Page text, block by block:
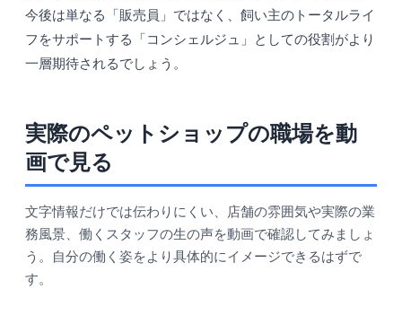
今後は単なる「販売員」ではなく、飼い主のトータルライ
フをサポートする「コンシェルジュ」としての役割がより
一層期待されるでしょう。
実際のペットショップの職場を動
画で見る
文字情報だけでは伝わりにくい、店舗の雰囲気や実際の業
務風景、働くスタッフの生の声を動画で確認してみましょ
う。自分の働く姿をより具体的にイメージできるはずで
す。